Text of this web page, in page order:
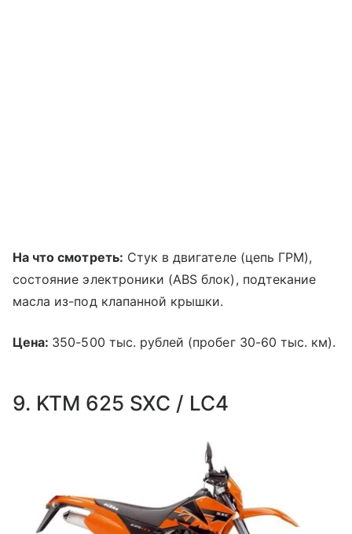
На что смотреть: Стук в двигателе (цепь ГРМ),
состояние электроники (ABS блок), подтекание
масла из-под клапанной крышки.
Цена: 350-500 тыс. рублей (пробег 30-60 тыс. км).
9. KTM 625 SXC / LC4